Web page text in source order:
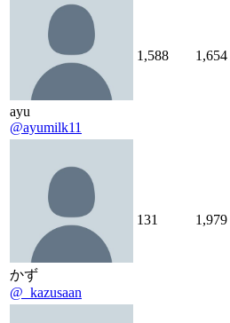
ayu
@ayumilk11
1,588 1,654
かず
@_kazusaan
131 1,979